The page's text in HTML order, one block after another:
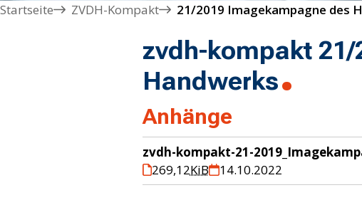
Startseite ZVDH-Kompakt 21/2019 Imagekampagne des
zvdh-kompakt
Handwerks
Anhänge
zvdh-kompakt-21-
269,12KiB 14.10.2022